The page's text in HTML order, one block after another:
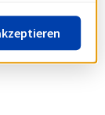
Richtlinie